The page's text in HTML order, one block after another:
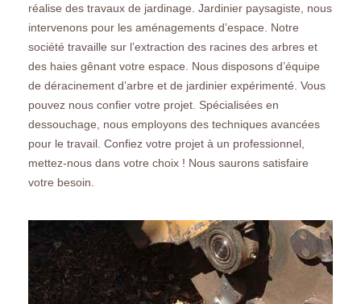
réalise des travaux de jardinage. Jardinier paysagiste, nous
intervenons pour les aménagements d’espace. Notre
société travaille sur l’extraction des racines des arbres et
des haies gênant votre espace. Nous disposons d’équipe
de déracinement d’arbre et de jardinier expérimenté. Vous
pouvez nous confier votre projet. Spécialisées en
dessouchage, nous employons des techniques avancées
pour le travail. Confiez votre projet à un professionnel,
mettez-nous dans votre choix ! Nous saurons satisfaire
votre besoin.